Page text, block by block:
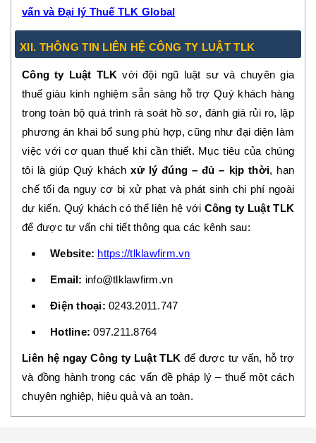
vấn và Đại lý Thuế TLK Global
XII. THÔNG TIN LIÊN HỆ CÔNG TY LUẬT TLK
Công ty Luật TLK với đội ngũ luật sư và chuyên gia
thuế giàu kinh nghiệm sẵn sàng hỗ trợ Quý khách hàng
trong toàn bộ quá trình rà soát hồ sơ, đánh giá rủi ro, lập
phương án khai bổ sung phù hợp, cũng như đại diện làm
việc với cơ quan thuế khi cần thiết. Mục tiêu của chúng
tôi là giúp Quý kháchxử lý đúng – đủ – kịp thời, hạn
chế tối đa nguy cơ bị xử phạt và phát sinh chi phí ngoài
dự kiến. Quý khách có thể liên hệ với Công ty Luật TLK
để được tư vấn chi tiết thông qua các kênh sau:
Website: https://tlklawfirm.vn
Email: info@tlklawfirm.vn
Điện thoại: 0243.2011.747
Hotline: 097.211.8764
Liên hệ ngay Công ty Luật TLK để được tư vấn, hỗ trợ
và đồng hành trong các vấn đề pháp lý – thuế một cách
chuyên nghiệp, hiệu quả và an toàn.